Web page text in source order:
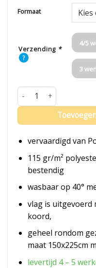
Formaat
Verzending *
?
4/5
3
Vlag Velsen aantal
vervaardigd van
115 gr/m²
bestendig
wasbaar op 40°
vlag is uitgevoerd
koord,
geheel rondom
maat 150x225cm
levertijd 4 – 5